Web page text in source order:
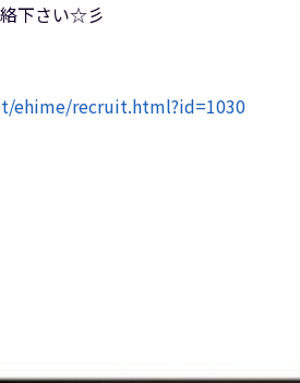
下さい☆彡
ehime/recruit.html?id=1030